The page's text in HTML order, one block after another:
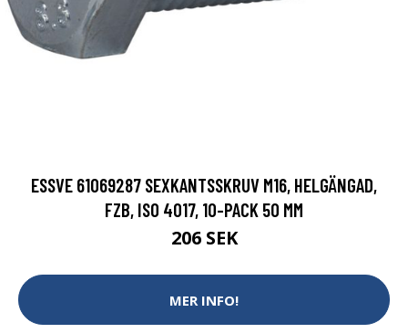
ESSVE 61069287 SEXKANTSSKRUV M16, HELGÄNGAD,
FZB, ISO 4017, 10-PACK 50 MM
206 SEK
MER INFO!